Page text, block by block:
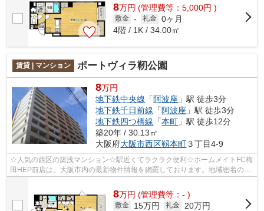
8万円 (管理費等：5,000円 )
敷金 - 礼金 0ヶ月
4階 / 1K / 34.00㎡
賃貸 | マンション ポートヴィラ靭公園
8万円
地下鉄中央線 「 阿波座 」駅 徒歩3分
地下鉄千日前線 「 阿波座 」駅 徒歩3分
地下鉄四つ橋線 「本町 」駅 徒歩12分
築20年 / 30.13㎡
大阪府大阪市西区靱本町３丁目4-9
☆人気の西区の築浅マンション☆駅近くてラクラク便利☆ホームメイトFC梅
田HEP前店は、大阪市内の最新物件情報を網羅しております。地域密着のホ
8万円 (管理費等：- )
敷金 15万円 礼金
20万円